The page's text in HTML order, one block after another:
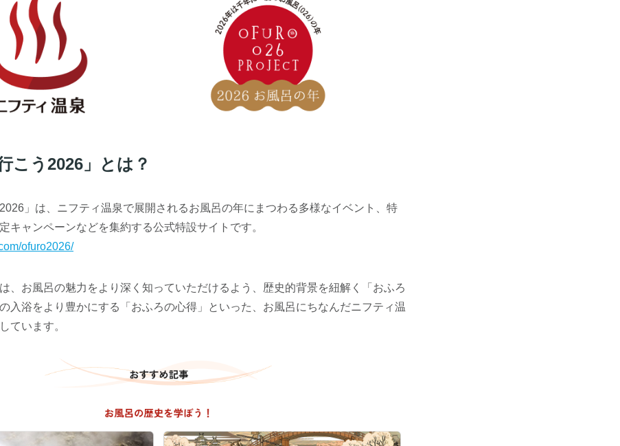
こう2026」とは？
2026」は、ニフティ温泉で展開されるお風呂の年にまつわる多様なイベント、特
キャンペーンなどを集約する公式特設サイトです。
ofuro2026/
、お風呂の魅力をより深く知っていただけるよう、歴史的背景を紐解く「おふろ
入浴をより豊かにする「おふろの心得」といった、お風呂にちなんだニフティ温
ています。